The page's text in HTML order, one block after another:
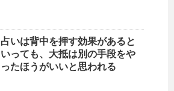
占いは背中を押す効果があると
いっても、大抵は別の手段をや
ったほうがいいと思われる